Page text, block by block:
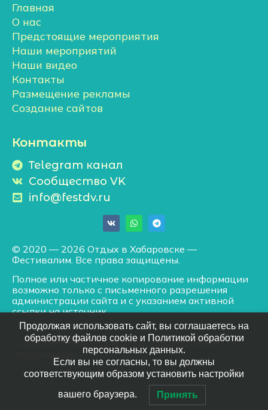
Главная
О нас
Предстоящие мероприятия
Наши мероприятий
Наши видео
Контакты
Размещение рекламы
Создание сайтов
Контакты
Telegram канал
Сообщество VK
info@festdv.ru
© 2020 — 2026 Отдых в Хабаровске —
Фестивалим. Все права защищены.
Полное или частичное копирование информации
возможно только с письменного разрешения
администрации сайта и с указанием активной
ссылки на источник.
Создание успешных сайтов/ Эффективное
— АМУРВЕБ
Продолжая использовать сайт, вы соглашаетесь на
обработку файлов cookie и Политикой обработки
персональных данных.
Если вы не согласны, то вы должны
соответствующим образом установить настройки
вашего браузера. Принять